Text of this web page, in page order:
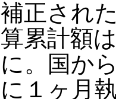
補正され
算累計額
に。国か
に１ヶ月